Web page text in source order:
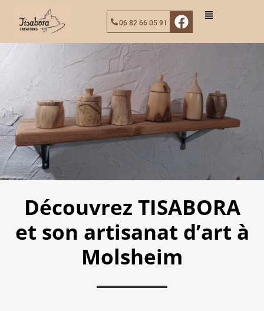
06 82 66 05 91
Découvrez TISABORA
et son artisanat d’art à
Molsheim